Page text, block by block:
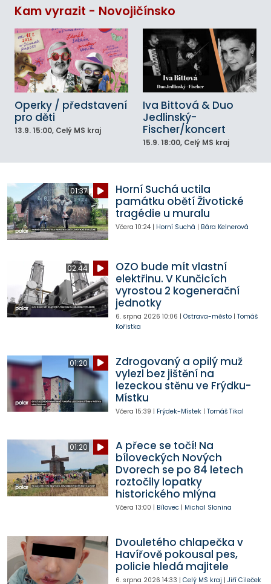
Kam vyrazit - Novojičínsko
Operky / představení
pro děti
13.9. 15:00, Celý MS kraj
Iva Bittová & Duo
Jedlinský-
Fischer/koncert
15.9. 18:00, Celý MS kraj
01:37
Horní Suchá uctila
památku obětí Životické
tragédie u muralu
Včera 10:24| Horní Suchá | Bára Kelnerová
02:44
OZO bude mít vlastní
elektřinu. V Kunčicích
vyrostou 2 kogenerační
jednotky
6. srpna 2026 10:06 | Ostrava-město| Tomáš
Kořistka
01:20
Zdrogovaný a opilý muž
vylezl bez jištění na
lezeckou stěnu ve Frýdku-
Místku
Včera 15:39 | Frýdek-Místek| Tomáš Tikal
01:20
A přece se točí! Na
bíloveckých Nových
Dvorech se po 84 letech
roztočily lopatky
historického mlýna
Včera 13:00 | Bílovec| Michal Slonina
Dvouletého chlapečka v
Havířově pokousal pes,
policie hledá majitele
6. srpna 2026 14:33 | Celý MS kraj | Jiří Cileček